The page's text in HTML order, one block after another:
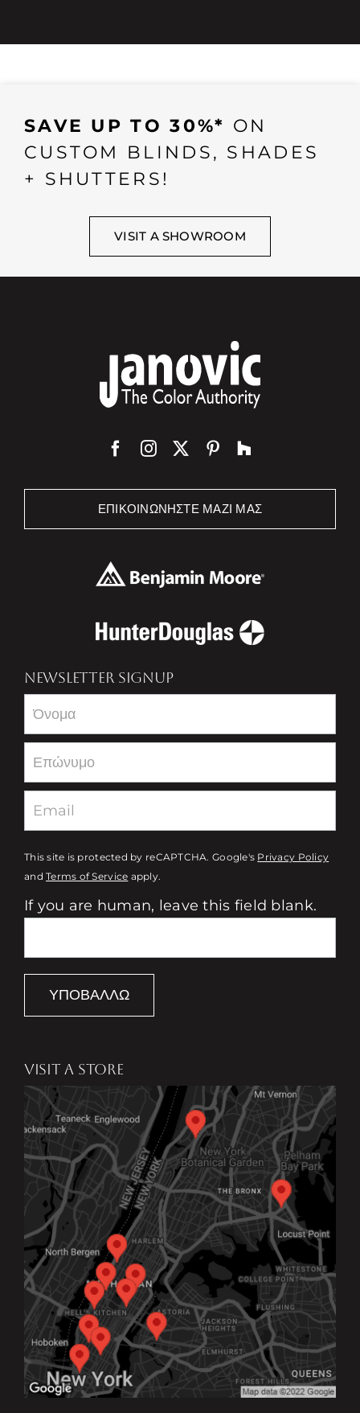
SAVE UP TO 30%* ON
CUSTOM BLINDS, SHADES
+ SHUTTERS!
VISIT A SHOWROOM
ΕΠΙΚΟΙΝΩΝΉΣΤΕ ΜΑΖΊ ΜΑΣ
NEWSLETTER SIGNUP
Newsletter
This site is protected by reCAPTCHA. Google's Privacy Policy
andTerms of Service apply.
If you are human, leave this field blank.
ΥΠΟΒΆΛΛΩ
VISIT A STORE